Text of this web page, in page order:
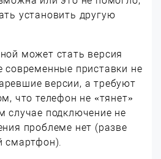
установить другую
может стать версия
современные приставки не
версии, а требуют
что телефон не «тянет»
случае подключение не
проблеме нет (разве
смартфон).